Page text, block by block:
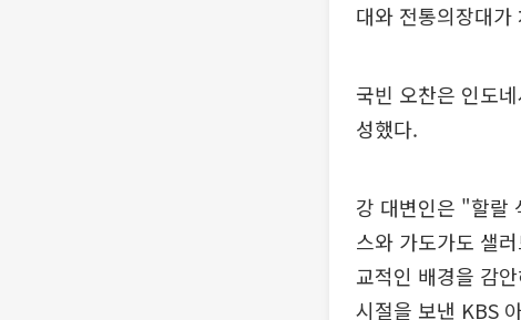
대와 전통의장대
국빈 오찬은 인도
성했다.
강 대변인은 "할랄
스와 가도가도 샐
교적인 배경을 감
시절을 보낸 KBS